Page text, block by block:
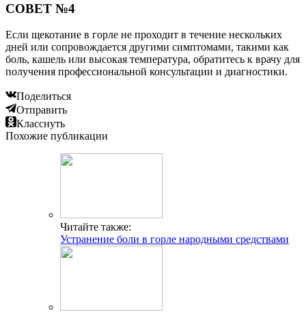
СОВЕТ №4
Если щекотание в горле не проходит в течение нескольких
дней или сопровождается другими симптомами, такими как
боль, кашель или высокая температура, обратитесь к врачу для
получения профессиональной консультации и диагностики.
Поделиться
Отправить
Класснуть
Похожие публикации
Читайте также:
Устранение боли в горле народными средствами